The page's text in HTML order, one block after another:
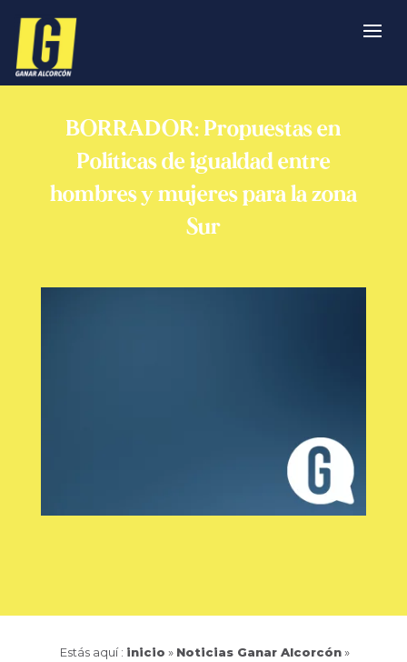
BORRADOR: Propuestas en
Políticas de igualdad entre
hombres y mujeres para la zona
Sur
Estás aquí : inicio » Noticias Ganar Alcorcón»